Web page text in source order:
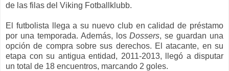
de las filas del Viking Fotballklubb.
El futbolista llega a su nuevo club en calidad de préstamo
por una temporada. Además, losDossers, se guardan una
opción de compra sobre sus derechos. El atacante, en su
etapa con su antigua entidad, 2011-2013, llegó a disputar
un total de 18 encuentros, marcando 2 goles.